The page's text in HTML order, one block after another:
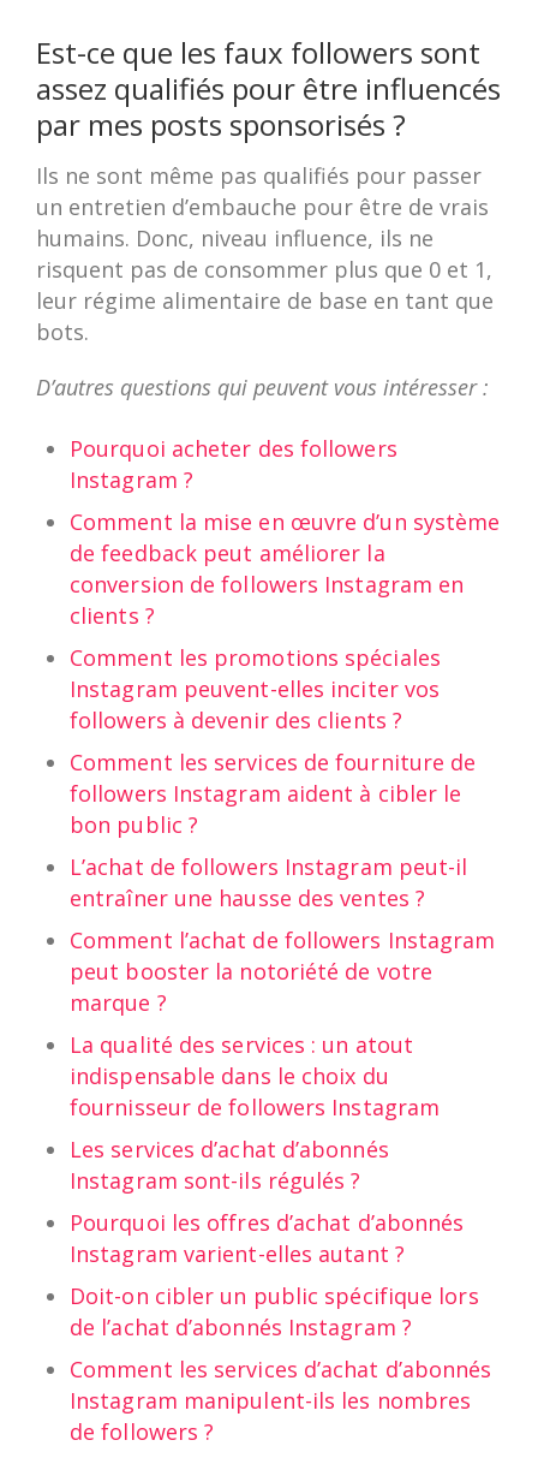
Est-ce que les faux followers sont
assez qualifiés pour être influencés
par mes posts sponsorisés ?
Ils ne sont même pas qualifiés pour passer
un entretien d’embauche pour être de vrais
humains. Donc, niveau influence, ils ne
risquent pas de consommer plus que 0 et 1,
leur régime alimentaire de base en tant que
bots.
D’autres questions qui peuvent vous intéresser :
Pourquoi acheter des followers
Instagram ?
Comment la mise en œuvre d’un système
de feedback peut améliorer la
conversion de followers Instagram en
clients ?
Comment les promotions spéciales
Instagram peuvent-elles inciter vos
followers à devenir des clients ?
Comment les services de fourniture de
followers Instagram aident à cibler le
bon public ?
L’achat de followers Instagram peut-il
entraîner une hausse des ventes ?
Comment l’achat de followers Instagram
peut booster la notoriété de votre
marque ?
La qualité des services : un atout
indispensable dans le choix du
fournisseur de followers Instagram
Les services d’achat d’abonnés
Instagram sont-ils régulés ?
Pourquoi les offres d’achat d’abonnés
Instagram varient-elles autant ?
Doit-on cibler un public spécifique lors
de l’achat d’abonnés Instagram ?
Comment les services d’achat d’abonnés
Instagram manipulent-ils les nombres
de followers ?